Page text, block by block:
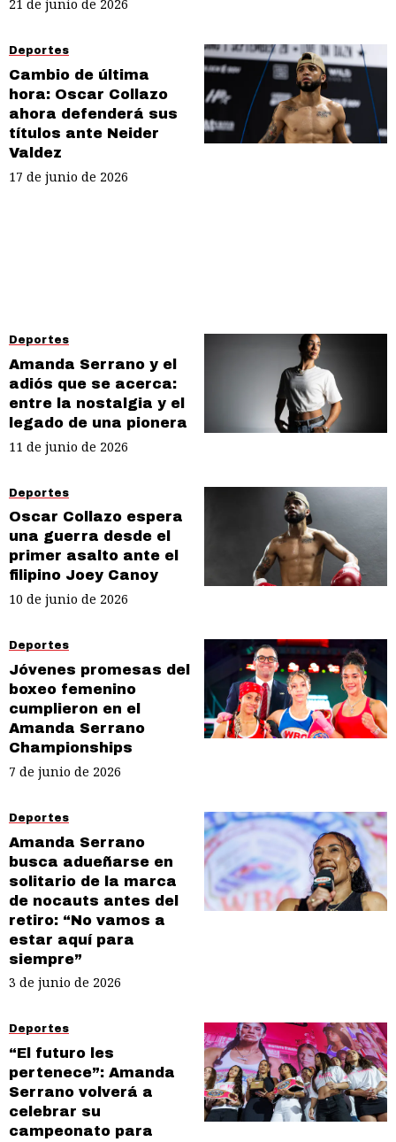
21 de junio de 2026
Deportes
Cambio de última
hora: Oscar Collazo
ahora defenderá sus
títulos ante Neider
Valdez
17 de junio de 2026
Deportes
Amanda Serrano y el
adiós que se acerca:
entre la nostalgia y el
legado de una pionera
11 de junio de 2026
Deportes
Oscar Collazo espera
una guerra desde el
primer asalto ante el
filipino Joey Canoy
10 de junio de 2026
Deportes
Jóvenes promesas del
boxeo femenino
cumplieron en el
Amanda Serrano
Championships
7 de junio de 2026
Deportes
Amanda Serrano
busca adueñarse en
solitario de la marca
de nocauts antes del
retiro: “No vamos a
estar aquí para
siempre”
3 de junio de 2026
Deportes
“El futuro les
pertenece”: Amanda
Serrano volverá a
celebrar su
campeonato para